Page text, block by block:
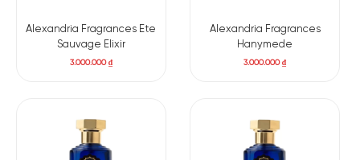
Alexandria Fragrances Ete
Sauvage Elixir
3.000.000₫
Alexandria Fragrances
Hanymede
3.000.000₫